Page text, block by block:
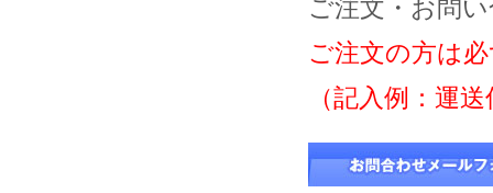
ご注文・お問
ご注文の方は
（記入例：運